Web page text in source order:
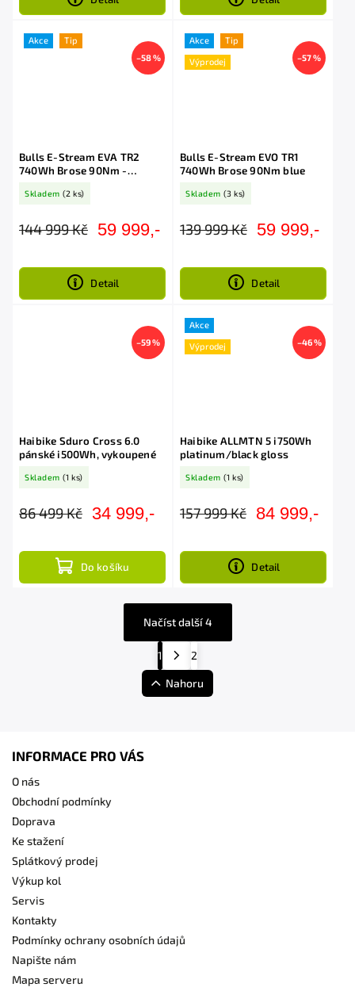
Akce
Tip
–58 %
Bulls E-Stream EVA TR2
740Wh Brose 90Nm -
Skladem (2 ks)
144 999 Kč 59 999,-
Detail
Akce Tip
Výprodej –57 %
Bulls E-Stream EVO TR1
740Wh Brose 90Nm blue
Skladem (3 ks)
139 999 Kč 59 999,-
Detail
–59 %
Haibike Sduro Cross 6.0
pánské i500Wh, vykoupené
Skladem (1 ks)
86 499 Kč 34 999,-
Do košíku
Akce
Výprodej –46 %
Haibike ALLMTN 5 i750Wh
platinum/black gloss
Skladem (1 ks)
157 999 Kč 84 999,-
Detail
Načíst další 4
1 2
Nahoru
INFORMACE PRO VÁS
O nás
Obchodní podmínky
Doprava
Ke stažení
Splátkový prodej
Výkup kol
Servis
Kontakty
Podmínky ochrany osobních údajů
Napište nám
Mapa serveru